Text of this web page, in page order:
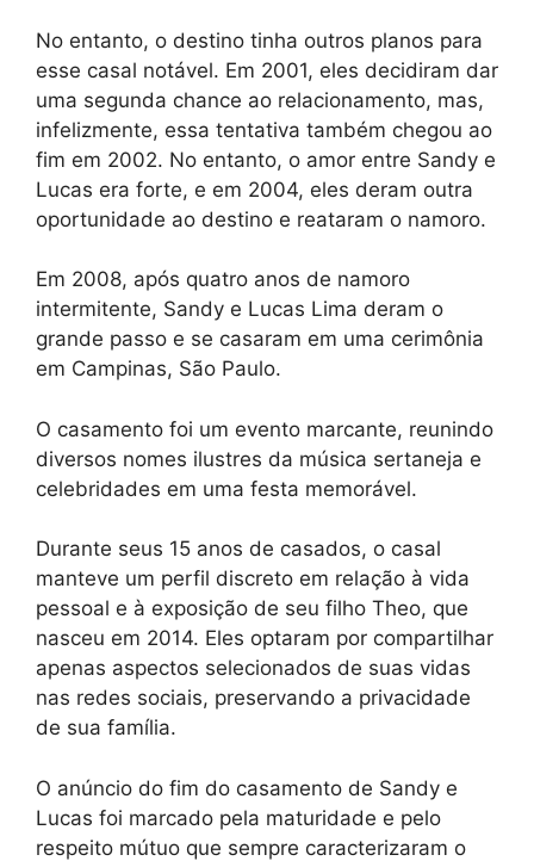
No entanto, o destino tinha outros planos para
esse casal notável. Em 2001, eles decidiram dar
uma segunda chance ao relacionamento, mas,
infelizmente, essa tentativa também chegou ao
fim em 2002. No entanto, o amor entre Sandy e
Lucas era forte, e em 2004, eles deram outra
oportunidade ao destino e reataram o namoro.
Em 2008, após quatro anos de namoro
intermitente, Sandy e Lucas Lima deram o
grande passo e se casaram em uma cerimônia
em Campinas, São Paulo.
O casamento foi um evento marcante, reunindo
diversos nomes ilustres da música sertaneja e
celebridades em uma festa memorável.
Durante seus 15 anos de casados, o casal
manteve um perfil discreto em relação à vida
pessoal e à exposição de seu filho Theo, que
nasceu em 2014. Eles optaram por compartilhar
apenas aspectos selecionados de suas vidas
nas redes sociais, preservando a privacidade
de sua família.
O anúncio do fim do casamento de Sandy e
Lucas foi marcado pela maturidade e pelo
respeito mútuo que sempre caracterizaram o